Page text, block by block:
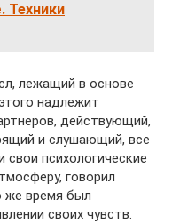
Техники
лежащий в основе
надлежит
действующий,
и слушающий, все
психологические
говорил
же время был
сво­их чувств.